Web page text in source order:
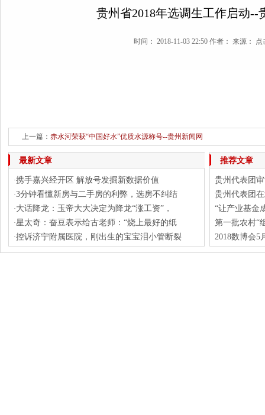
贵州省2018年选调生工作启动--
时间： 2018-11-03 22:50 作者： 来源：
上一篇： 赤水河荣获“中国好水”优质水源称号--贵州新闻网
下一篇：贵州省计划创
最新文章
·携手嘉兴经开区 解放号发掘新数据价值
·3分钟看懂新房与二手房的利弊，选房不纠结
·大话降龙：玉帝大大决定为降龙“涨工资”，
·星太奇：奋豆表示给古老师：“烧上最好的纸
·控诉济宁附属医院，刚出生的宝宝泪小管断裂
推荐文章
贵州代表团
贵州代表团
“让产业基金
第一批农村“
2018数博会5